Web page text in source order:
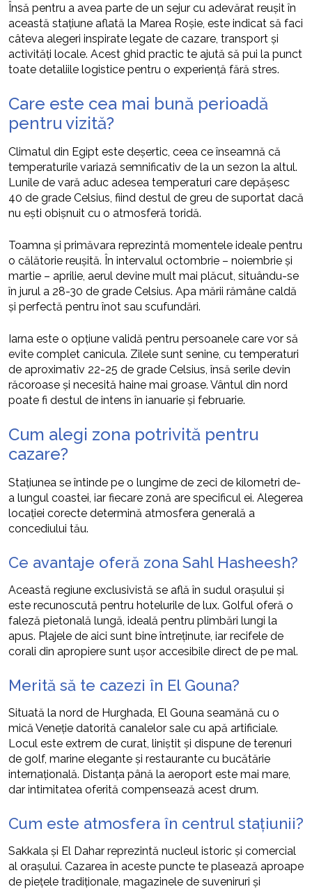
Însă pentru a avea parte de un sejur cu adevărat reușit în
această stațiune aflată la Marea Roșie, este indicat să faci
câteva alegeri inspirate legate de cazare, transport și
activități locale. Acest ghid practic te ajută să pui la punct
toate detaliile logistice pentru o experiență fără stres.
Care este cea mai bună perioadă
pentru vizită?
Climatul din Egipt este deșertic, ceea ce înseamnă că
temperaturile variază semnificativ de la un sezon la altul.
Lunile de vară aduc adesea temperaturi care depășesc
40 de grade Celsius, fiind destul de greu de suportat dacă
nu ești obișnuit cu o atmosferă toridă.
Toamna și primăvara reprezintă momentele ideale pentru
o călătorie reușită. În intervalul octombrie – noiembrie și
martie – aprilie, aerul devine mult mai plăcut, situându-se
în jurul a 28-30 de grade Celsius. Apa mării rămâne caldă
și perfectă pentru înot sau scufundări.
Iarna este o opțiune validă pentru persoanele care vor să
evite complet canicula. Zilele sunt senine, cu temperaturi
de aproximativ 22-25 de grade Celsius, însă serile devin
răcoroase și necesită haine mai groase. Vântul din nord
poate fi destul de intens în ianuarie și februarie.
Cum alegi zona potrivită pentru
cazare?
Stațiunea se întinde pe o lungime de zeci de kilometri de-
a lungul coastei, iar fiecare zonă are specificul ei. Alegerea
locației corecte determină atmosfera generală a
concediului tău.
Ce avantaje oferă zona Sahl Hasheesh?
Această regiune exclusivistă se află în sudul orașului și
este recunoscută pentru hotelurile de lux. Golful oferă o
faleză pietonală lungă, ideală pentru plimbări lungi la
apus. Plajele de aici sunt bine întreținute, iar recifele de
corali din apropiere sunt ușor accesibile direct de pe mal.
Merită să te cazezi în El Gouna?
Situată la nord de Hurghada, El Gouna seamănă cu o
mică Veneție datorită canalelor sale cu apă artificiale.
Locul este extrem de curat, liniștit și dispune de terenuri
de golf, marine elegante și restaurante cu bucătărie
internațională. Distanța până la aeroport este mai mare,
dar intimitatea oferită compensează acest drum.
Cum este atmosfera în centrul stațiunii?
Sakkala și El Dahar reprezintă nucleul istoric și comercial
al orașului. Cazarea în aceste puncte te plasează aproape
de piețele tradiționale, magazinele de suveniruri și